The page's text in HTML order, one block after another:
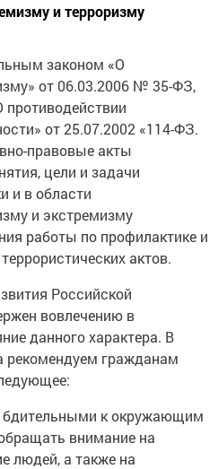
и терроризму
законом «О
от 06.03.2006 № 35-ФЗ,
от 25.07.2002 «114-ФЗ.
правовые акты
цели и задачи
и в области
и экстремизму
работы по профилактике и
актов.
Российской
вовлечению в
данного характера. В
рекомендуем гражданам
бдительными к окружающим
внимание на
людей, а также на